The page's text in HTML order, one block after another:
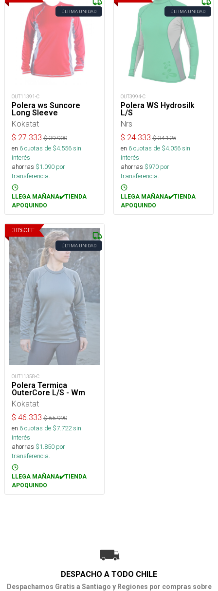
ÚLTIMA UNIDAD
OUT11391-C
Polera ws Suncore
Long Sleeve
Kokatat
$ 27.333 $39.900
en 6cuotas de $4.556sin
interés
ahorras $1.090 por
transferencia.
LLEGA MAÑANA✔️TIENDA
APOQUINDO
ÚLTIMA UNIDAD
OUT3994-C
Polera WS Hydrosilk
L/S
Nrs
$ 24.333 $34.125
en 6cuotas de $4.056sin
interés
ahorras $970 por
transferencia.
LLEGA MAÑANA✔️TIENDA
APOQUINDO
30%OFF
ÚLTIMA UNIDAD
OUT11358-C
Polera Termica
OuterCore L/S - Wm
Kokatat
$ 46.333 $65.990
en 6cuotas de $7.722sin
interés
ahorras $1.850 por
transferencia.
LLEGA MAÑANA✔️TIENDA
APOQUINDO
DESPACHO A TODO CHILE
Despachamos Gratis a Santiago y Regiones por compras sobre